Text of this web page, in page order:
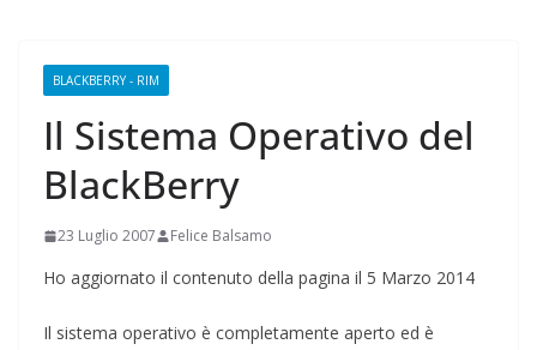
BLACKBERRY - RIM
Il Sistema Operativo del
BlackBerry
23 Luglio 2007 Felice Balsamo
Ho aggiornato il contenuto della pagina il 5 Marzo 2014
Il sistema operativo è completamente aperto ed è